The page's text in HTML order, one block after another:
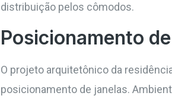
distribuição pelos cômodos.
Posicionamento
O projeto arquitetônico da
posicionamento de janelas.